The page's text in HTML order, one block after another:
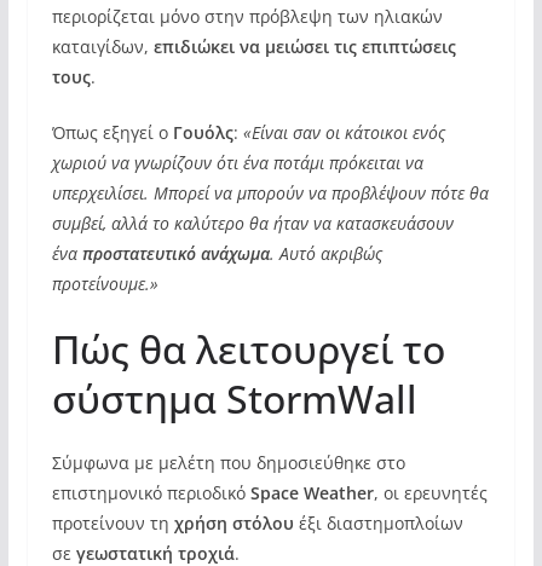
περιορίζεται μόνο στην πρόβλεψη των ηλιακών
καταιγίδων, επιδιώκει να μειώσει τις επιπτώσεις
τους.
Όπως εξηγεί οΓουόλς: «Είναι σαν οι κάτοικοι ενός
χωριού να γνωρίζουν ότι ένα ποτάμι πρόκειται να
υπερχειλίσει. Μπορεί να μπορούν να προβλέψουν πότε θα
συμβεί, αλλά το καλύτερο θα ήταν να κατασκευάσουν
έναπροστατευτικό ανάχωμα. Αυτό ακριβώς
προτείνουμε.»
Πώς θα λειτουργεί το
σύστημα StormWall
Σύμφωνα με μελέτη που δημοσιεύθηκε στο
επιστημονικό περιοδικό Space Weather, οι ερευνητές
προτείνουν τη χρήση στόλου έξι διαστημοπλοίων
σε γεωστατική τροχιά.